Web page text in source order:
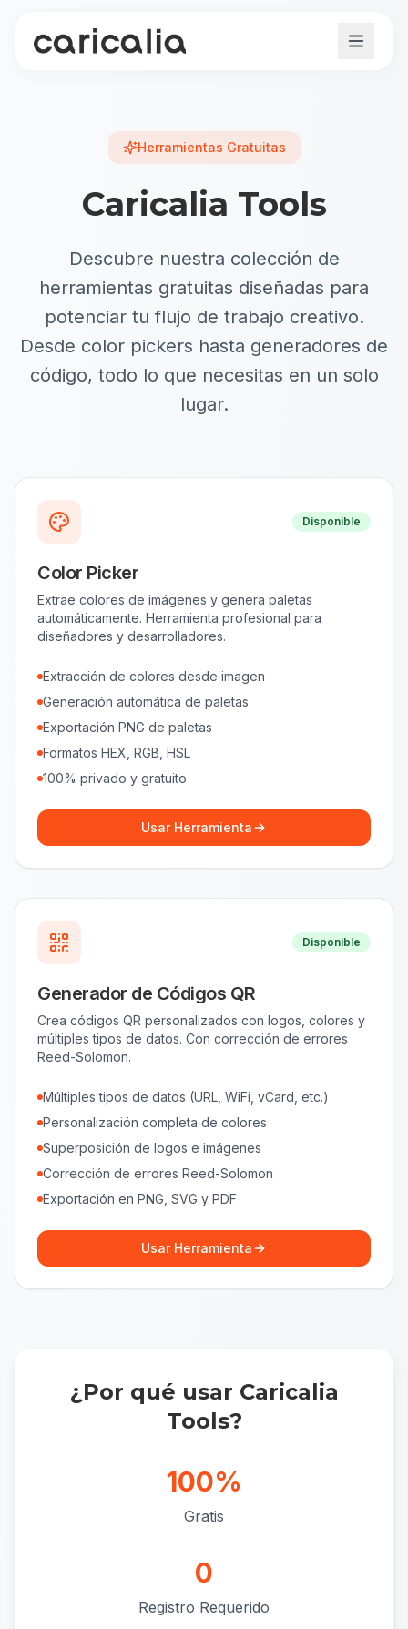
Herramientas Gratuitas
Caricalia Tools
Descubre nuestra colección de
herramientas gratuitas diseñadas para
potenciar tu flujo de trabajo creativo.
Desde color pickers hasta generadores de
código, todo lo que necesitas en un solo
lugar.
Disponible
Color Picker
Extrae colores de imágenes y genera paletas
automáticamente. Herramienta profesional para
diseñadores y desarrolladores.
Extracción de colores desde imagen
Generación automática de paletas
Exportación PNG de paletas
Formatos HEX, RGB, HSL
100% privado y gratuito
Usar Herramienta
Disponible
Generador de Códigos QR
Crea códigos QR personalizados con logos, colores y
múltiples tipos de datos. Con corrección de errores
Reed-Solomon.
Múltiples tipos de datos (URL, WiFi, vCard, etc.)
Personalización completa de colores
Superposición de logos e imágenes
Corrección de errores Reed-Solomon
Exportación en PNG, SVG y PDF
Usar Herramienta
¿Por qué usar Caricalia
Tools?
100%
Gratis
0
Registro Requerido